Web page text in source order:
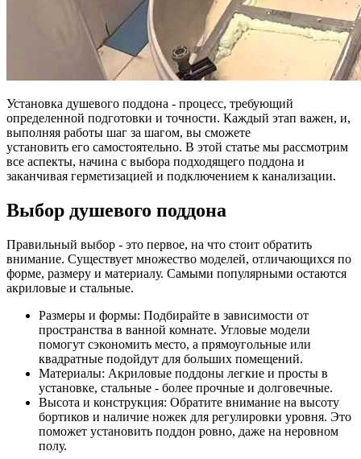
Установка душевого поддона - процесс, требующий
определенной подготовки и точности. Каждый этап важен, и,
выполняя работы шаг за шагом, вы сможете
установить его самостоятельно. В этой статье мы рассмотрим
все аспекты, начина с выбора подходящего поддона и
заканчивая герметизацией и подключением к канализации.
Выбор душевого поддона
Правильный выбор - это первое, на что стоит обратить
внимание. Существует множество моделей, отличающихся по
форме, размеру и материалу. Самыми популярными остаются
акриловые и стальные.
Размеры и формы: Подбирайте в зависимости от
пространства в ванной комнате. Угловые модели
помогут сэкономить место, а прямоугольные или
квадратные подойдут для больших помещений.
Материалы: Акриловые поддоны легкие и просты в
установке, стальные - более прочные и долговечные.
Высота и конструкция: Обратите внимание на высоту
бортиков и наличие ножек для регулировки уровня. Это
поможет установить поддон ровно, даже на неровном
полу.